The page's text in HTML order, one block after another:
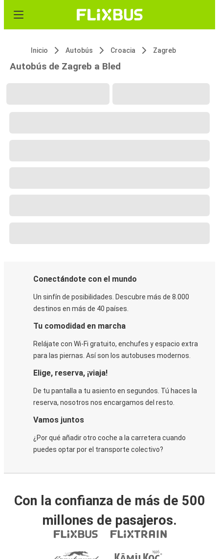
Inicio Autobús Croacia Zagreb
Autobús de Zagreb a Bled
Conectándote con el mundo
Un sinfín de posibilidades. Descubre más de 8.000
destinos en más de 40 países.
Tu comodidad en marcha
Relájate con Wi-Fi gratuito, enchufes y espacio extra
para las piernas. Así son los autobuses modernos.
Elige, reserva, ¡viaja!
De tu pantalla a tu asiento en segundos. Tú haces la
reserva, nosotros nos encargamos del resto.
Vamos juntos
¿Por qué añadir otro coche a la carretera cuando
puedes optar por el transporte colectivo?
Con la confianza de más de 500
millones de pasajeros.